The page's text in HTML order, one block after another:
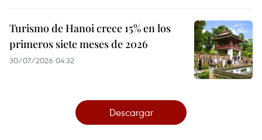
Turismo de Hanoi crece 15% en los
primeros siete meses de 2026
30/07/2026 04:32
Descargar